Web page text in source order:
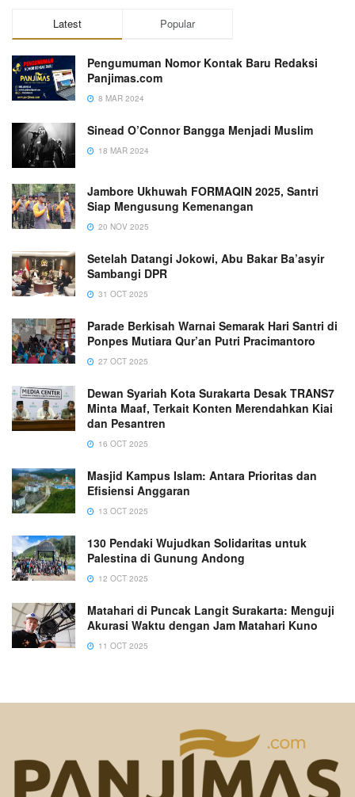
Latest Popular
Pengumuman Nomor Kontak Baru Redaksi
Panjimas.com
8 MAR 2024
Sinead O’Connor Bangga Menjadi Muslim
18 MAR 2024
Jambore Ukhuwah FORMAQIN 2025, Santri
Siap Mengusung Kemenangan
20 NOV 2025
Setelah Datangi Jokowi, Abu Bakar Ba’asyir
Sambangi DPR
31 OCT 2025
Parade Berkisah Warnai Semarak Hari Santri di
Ponpes Mutiara Qur’an Putri Pracimantoro
27 OCT 2025
Dewan Syariah Kota Surakarta Desak TRANS7
Minta Maaf, Terkait Konten Merendahkan Kiai
dan Pesantren
16 OCT 2025
Masjid Kampus Islam: Antara Prioritas dan
Efisiensi Anggaran
13 OCT 2025
130 Pendaki Wujudkan Solidaritas untuk
Palestina di Gunung Andong
12 OCT 2025
Matahari di Puncak Langit Surakarta: Menguji
Akurasi Waktu dengan Jam Matahari Kuno
11 OCT 2025